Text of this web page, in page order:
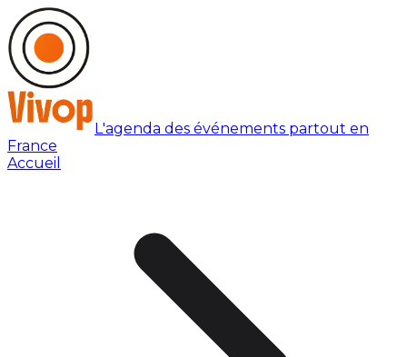
L'agenda des événements partout en
France
Accueil